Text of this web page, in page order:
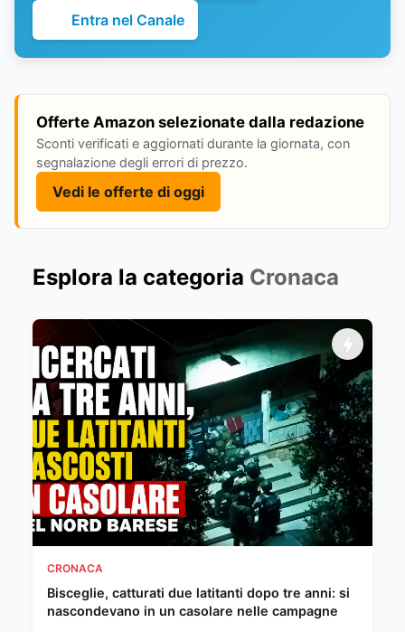
Entra nel Canale
Offerte Amazon selezionate dalla redazione
Sconti verificati e aggiornati durante la giornata, con
segnalazione degli errori di prezzo.
Vedi le offerte di oggi
Esplora la categoria Cronaca
CRONACA
Bisceglie, catturati due latitanti dopo tre anni: si
nascondevano in un casolare nelle campagne